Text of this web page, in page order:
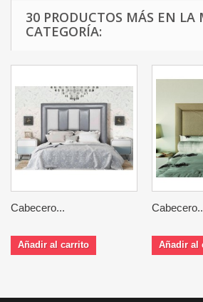
30 PRODUCTOS MÁS EN LA
CATEGORÍA:
Cabecero...
Añadir al carrito Añadir al